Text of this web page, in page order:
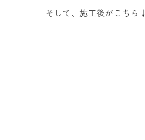
そして、施工後がこちら↓